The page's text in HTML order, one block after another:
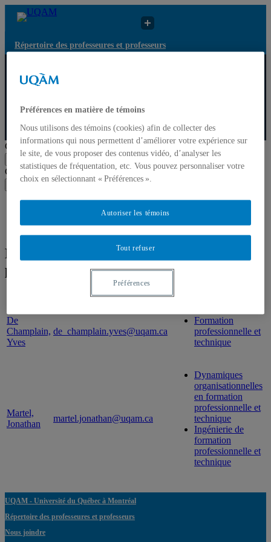
Répertoire des professeures et professeurs
professeurs
Répertoire des professeures et professeurs
Chercher par nom ou par expertise
Soumettre la recherche
Chercher par nom ou par expertise
Mettre à jour votre fiche
Résultats de recherche pour « Formation
professionnelle et technique »
Courriel
De
Champlain,
Yves
de_champlain.yves@uqam.ca
Formation
professionnelle et
technique
Martel,
Jonathan
martel.jonathan@uqam.ca
Dynamiques
organisationnelles
en formation
professionnelle et
technique
Ingénierie de
formation
professionnelle et
technique
UQAM - Université du Québec à Montréal
Répertoire des professeures et professeurs
Nous joindre
Préférences en matière de témoins
Nous utilisons des témoins (cookies) afin de collecter des
informations qui nous permettent d’améliorer votre expérience sur
le site, de vous proposer des contenus vidéo, d’analyser les
statistiques de fréquentation, etc. Vous pouvez personnaliser votre
choix en sélectionnant « Préférences ».
Tout refuser
Autoriser les témoins
Préférences